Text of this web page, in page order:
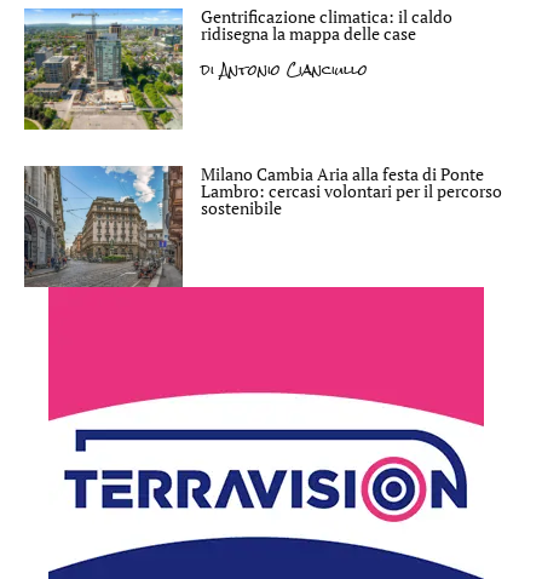
Gentrificazione climatica: il caldo
ridisegna la mappa delle case
diAntonio Cianciullo
Milano Cambia Aria alla festa di Ponte
Lambro: cercasi volontari per il percorso
sostenibile